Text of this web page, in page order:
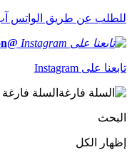
للطلب عن طريق الواتس
@bemyballoon
تابعنا على Instagram
السلة فارغة
البحث
إظهار الكل